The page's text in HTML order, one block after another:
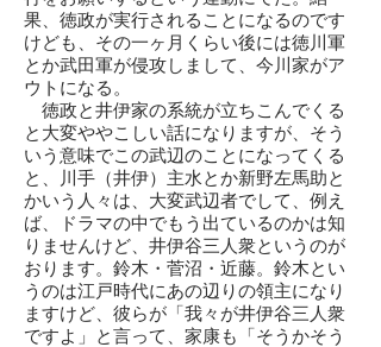
果、徳政が実行されることになるのです
けども、その一ヶ月くらい後には徳川軍
とか武田軍が侵攻しまして、今川家がア
ウトになる。
徳政と井伊家の系統が立ちこんでくる
と大変ややこしい話になりますが、そう
いう意味でこの武辺のことになってくる
と、川手（井伊）主水とか新野左馬助と
かいう人々は、大変武辺者でして、例え
ば、ドラマの中でもう出ているのかは知
りませんけど、井伊谷三人衆というのが
おります。鈴木・菅沼・近藤。鈴木とい
うのは江戸時代にあの辺りの領主になり
ますけど、彼らが「我々が井伊谷三人衆
ですよ」と言って、家康も「そうかそう